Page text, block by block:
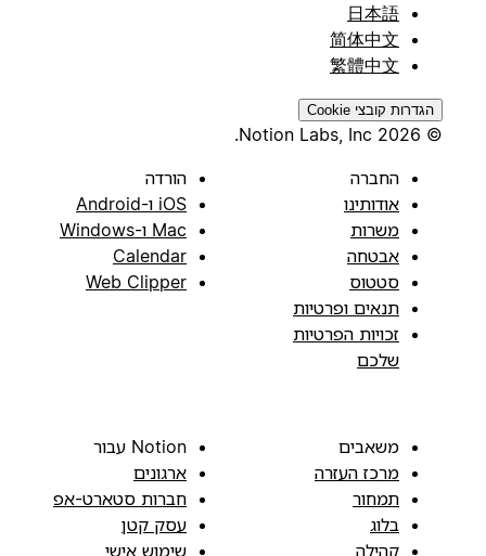
日本語
简体中文
繁體中文
הגדרות קובצי Cookie
החברה
אודותינו
משרות
אבטחה
סטטוס
תנאים ופרטיות
זכויות הפרטיות
שלכם
הורדה
iOS ו-Android
Mac ו-Windows
Calendar
Web Clipper
משאבים
מרכז העזרה
תמחור
בלוג
קהילה
Notion עבור
ארגונים
חברות סטארט-אפ
עסק קטן
שימוש אישי